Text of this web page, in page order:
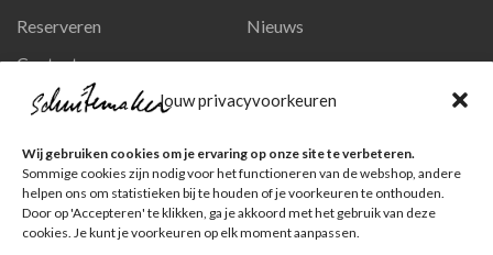
Jouw privacyvoorkeuren
Wij gebruiken cookies om je ervaring op onze site te verbeteren.
Sommige cookies zijn nodig voor het functioneren van de webshop, andere
helpen ons om statistieken bij te houden of je voorkeuren te onthouden.
Door op 'Accepteren' te klikken, ga je akkoord met het gebruik van deze
cookies. Je kunt je voorkeuren op elk moment aanpassen.
Reserveren
Contact
Privacy en persoonsgegevens
Nieuws
Ga naar onze pagina
Volg ons op Instagram
Ga naar onze pagina